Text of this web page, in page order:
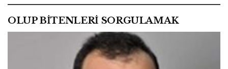
OLUP BİTENLERİ SORGULAMAK